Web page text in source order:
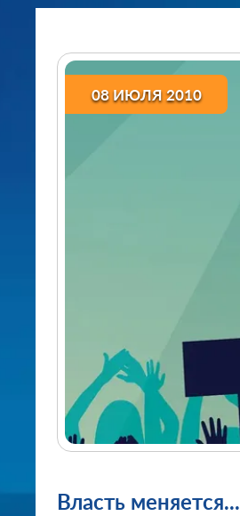
08 ИЮЛЯ 2010
Власть меняется...